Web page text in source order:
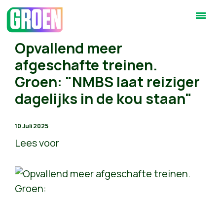
Opvallend meer
afgeschafte treinen.
Groen: "NMBS laat reiziger
dagelijks in de kou staan"
10 Juli 2025
Lees voor